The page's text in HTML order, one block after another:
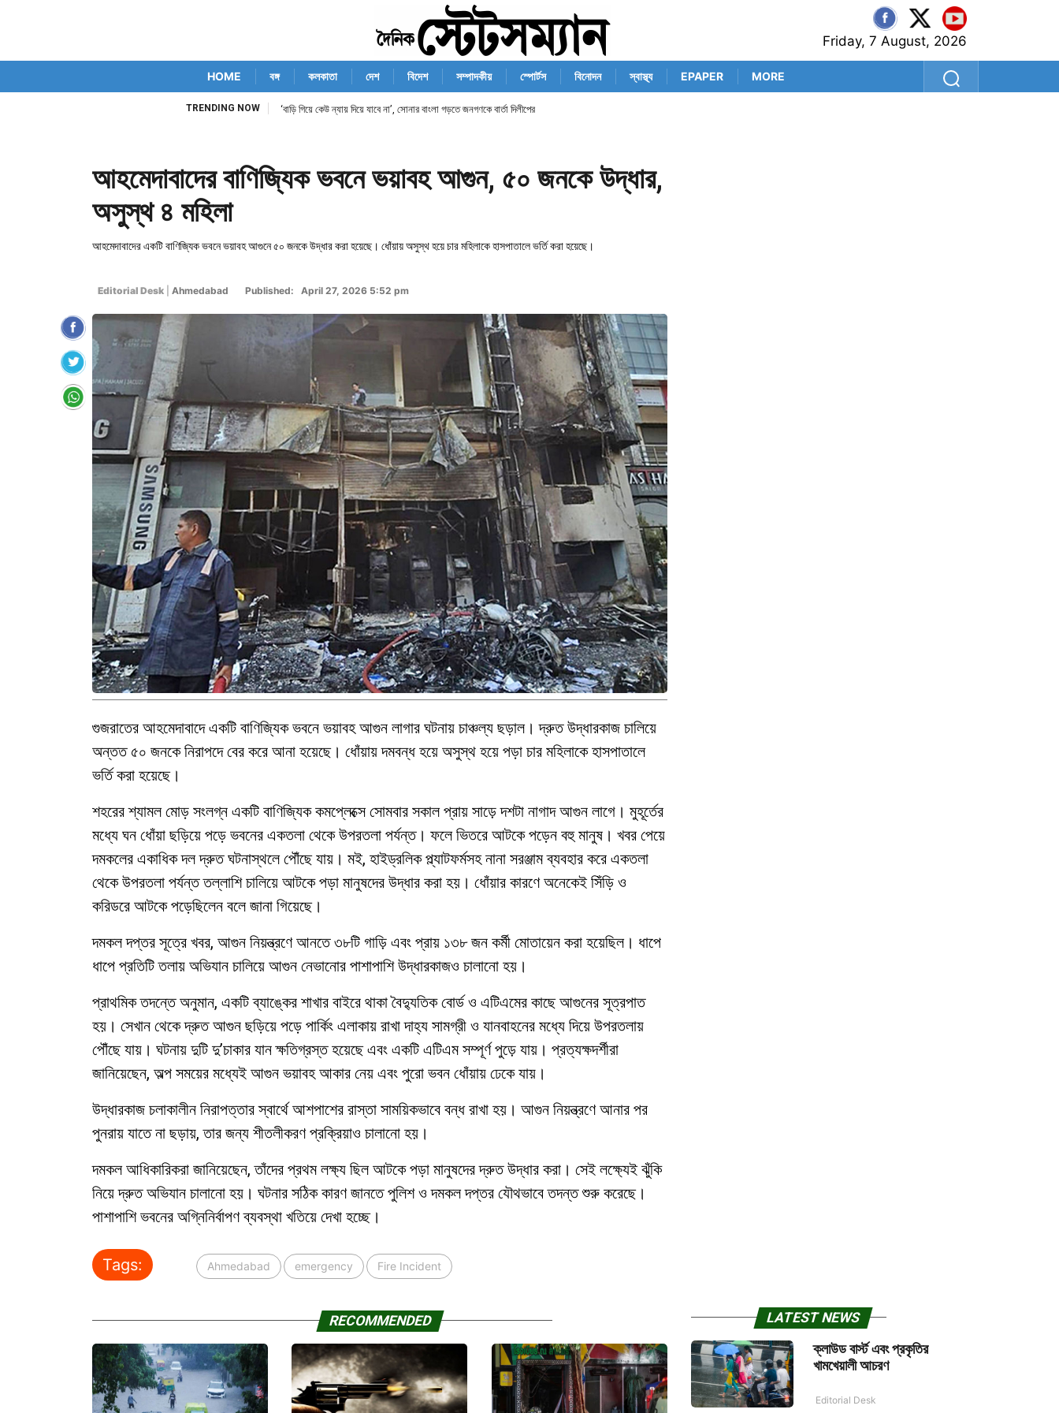
Friday, 7 August, 2026
HOME বঙ্গ কলকাতা দেশ বিদেশ সম্পাদকীয় স্পোর্টস বিনোদন স্বাস্থ্য EPAPER MORE
TRENDING NOW ‘বাড়ি গিয়ে কেউ ন্যায় দিয়ে যাবে না’, সোনার বাংলা গড়তে জনগণকে বার্তা দিলীপের
আহমেদাবাদের বাণিজ্যিক ভবনে ভয়াবহ আগুন, ৫০ জনকে উদ্ধার,
অসুস্থ ৪ মহিলা
আহমেদাবাদের একটি বাণিজ্যিক ভবনে ভয়াবহ আগুনে ৫০ জনকে উদ্ধার করা হয়েছে। ধোঁয়ায় অসুস্থ হয়ে চার মহিলাকে হাসপাতালে ভর্তি করা হয়েছে।
Editorial Desk Ahmedabad Published: April 27, 2026 5:52 pm
গুজরাতের আহমেদাবাদে একটি বাণিজ্যিক ভবনে ভয়াবহ আগুন লাগার ঘটনায় চাঞ্চল্য ছড়াল। দ্রুত উদ্ধারকাজ চালিয়ে
অন্তত ৫০ জনকে নিরাপদে বের করে আনা হয়েছে। ধোঁয়ায় দমবন্ধ হয়ে অসুস্থ হয়ে পড়া চার মহিলাকে হাসপাতালে
ভর্তি করা হয়েছে।
শহরের শ্যামল মোড় সংলগ্ন একটি বাণিজ্যিক কমপ্লেক্সে সোমবার সকাল প্রায় সাড়ে দশটা নাগাদ আগুন লাগে। মুহূর্তের
মধ্যে ঘন ধোঁয়া ছড়িয়ে পড়ে ভবনের একতলা থেকে উপরতলা পর্যন্ত। ফলে ভিতরে আটকে পড়েন বহু মানুষ। খবর পেয়ে
দমকলের একাধিক দল দ্রুত ঘটনাস্থলে পৌঁছে যায়। মই, হাইড্রলিক প্ল্যাটফর্মসহ নানা সরঞ্জাম ব্যবহার করে একতলা
থেকে উপরতলা পর্যন্ত তল্লাশি চালিয়ে আটকে পড়া মানুষদের উদ্ধার করা হয়। ধোঁয়ার কারণে অনেকেই সিঁড়ি ও
করিডরে আটকে পড়েছিলেন বলে জানা গিয়েছে।
দমকল দপ্তর সূত্রে খবর, আগুন নিয়ন্ত্রণে আনতে ৩৮টি গাড়ি এবং প্রায় ১৩৮ জন কর্মী মোতায়েন করা হয়েছিল। ধাপে
ধাপে প্রতিটি তলায় অভিযান চালিয়ে আগুন নেভানোর পাশাপাশি উদ্ধারকাজও চালানো হয়।
প্রাথমিক তদন্তে অনুমান, একটি ব্যাঙ্কের শাখার বাইরে থাকা বৈদ্যুতিক বোর্ড ও এটিএমের কাছে আগুনের সূত্রপাত
হয়। সেখান থেকে দ্রুত আগুন ছড়িয়ে পড়ে পার্কিং এলাকায় রাখা দাহ্য সামগ্রী ও যানবাহনের মধ্যে দিয়ে উপরতলায়
পৌঁছে যায়। ঘটনায় দুটি দু’চাকার যান ক্ষতিগ্রস্ত হয়েছে এবং একটি এটিএম সম্পূর্ণ পুড়ে যায়। প্রত্যক্ষদর্শীরা
জানিয়েছেন, অল্প সময়ের মধ্যেই আগুন ভয়াবহ আকার নেয় এবং পুরো ভবন ধোঁয়ায় ঢেকে যায়।
উদ্ধারকাজ চলাকালীন নিরাপত্তার স্বার্থে আশপাশের রাস্তা সাময়িকভাবে বন্ধ রাখা হয়। আগুন নিয়ন্ত্রণে আনার পর
পুনরায় যাতে না ছড়ায়, তার জন্য শীতলীকরণ প্রক্রিয়াও চালানো হয়।
দমকল আধিকারিকরা জানিয়েছেন, তাঁদের প্রথম লক্ষ্য ছিল আটকে পড়া মানুষদের দ্রুত উদ্ধার করা। সেই লক্ষ্যেই ঝুঁকি
নিয়ে দ্রুত অভিযান চালানো হয়। ঘটনার সঠিক কারণ জানতে পুলিশ ও দমকল দপ্তর যৌথভাবে তদন্ত শুরু করেছে।
পাশাপাশি ভবনের অগ্নিনির্বাপণ ব্যবস্থা খতিয়ে দেখা হচ্ছে।
Tags: Ahmedabad emergency Fire Incident
RECOMMENDED LATEST NEWS
ক্লাউড বার্স্ট এবং প্রকৃতির
খামখেয়ালী আচরণ
Editorial Desk